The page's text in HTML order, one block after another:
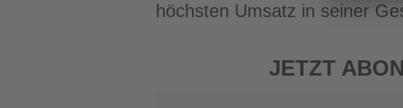
höchsten Umsatz in seiner
JETZT